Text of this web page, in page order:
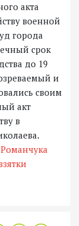
акта
военной
города
срок
до 19
и
своим
акт
в